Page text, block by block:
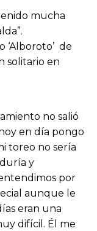
mucha
‘Alboroto’ de
solitario en
no salió
en día pongo
toreo no sería
y
por
aunque le
eran una
difícil. Él me